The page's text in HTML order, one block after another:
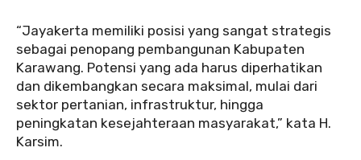
“Jayakerta memiliki posisi yang sangat strategis
sebagai penopang pembangunan Kabupaten
Karawang. Potensi yang ada harus diperhatikan
dan dikembangkan secara maksimal, mulai dari
sektor pertanian, infrastruktur, hingga
peningkatan kesejahteraan masyarakat,” kata H.
Karsim.